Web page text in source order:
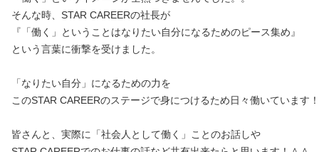
そんな時、STAR CAREERの社長が
『「働く」ということはなりたい自分になるためのピース集め』
という言葉に衝撃を受けました。
「なりたい自分」になるための力を
このSTAR CAREERのステージで身につけるため日々働いています
皆さんと、実際に「社会人として働く」ことのお話しや